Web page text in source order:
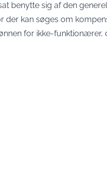
benytte sig af den
der kan søges om
for ikke-funktionærer,